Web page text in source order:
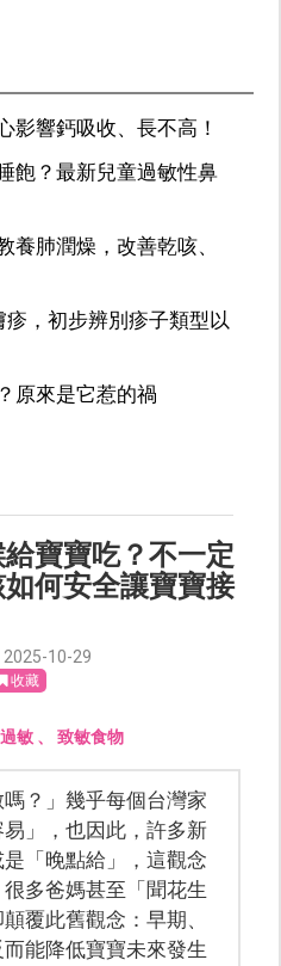
影響鈣吸收、長不高！
飽？最新兒童過敏性鼻
養肺潤燥，改善乾咳、
，初步辨別疹子類型以
原來是它惹的禍
寶寶吃？不一定
何安全讓寶寶接
2025-10-29
收藏
敏 、致敏食物
嗎？」幾乎每個台灣家
」，也因此，許多新
「晚點給」，這觀念
多爸媽甚至「聞花生
覆此舊觀念：早期、
能降低寶寶未來發生